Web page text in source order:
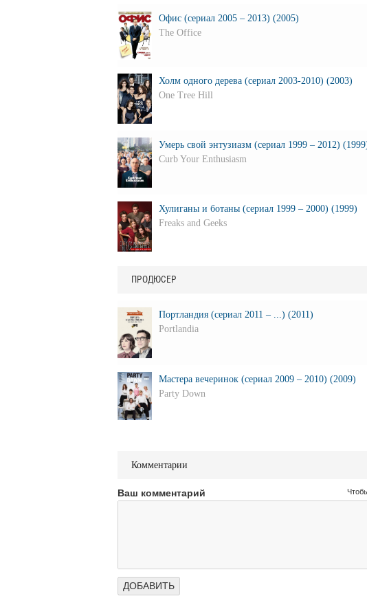
Офис (сериал 2005 – 2013) (2005)
The Office
Холм одного дерева (сериал 2003-2010) (2003)
One Tree Hill
Умерь свой энтузиазм (сериал 1999 – 2012)
Curb Your Enthusiasm
Хулиганы и ботаны (сериал 1999 – 2000) (1999)
Freaks and Geeks
ПРОДЮСЕР
Портландия (сериал 2011 – ...) (2011)
Portlandia
Мастера вечеринок (сериал 2009 – 2010) (2009)
Party Down
Комментарии
Ваш комментарий